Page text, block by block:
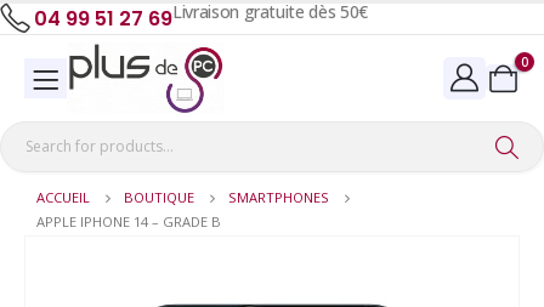
04 99 51 27 69Livraison gratuite dès 50€
0
ACCUEIL BOUTIQUE
SMARTPHONES
APPLE IPHONE 14 – GRADE B